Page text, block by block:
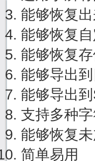
能够恢复
能够恢复
能够恢复
能够导出
能够导出
支持多种
能够恢复
简单易用